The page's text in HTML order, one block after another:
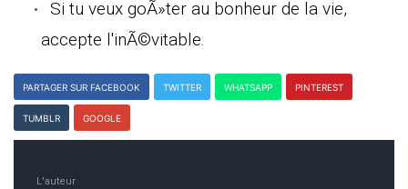
Si tu veux goÃ»ter au bonheur de la vie,
accepte l'inÃ©vitable.
PARTAGER SUR FACEBOOK TWITTER WHATSAPP PINTEREST
TUMBLR GOOGLE
L'auteur